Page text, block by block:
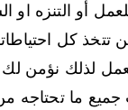
أو التنزه او
تتخذ كل
لذلك نؤمن
جميع ما تحتاجه